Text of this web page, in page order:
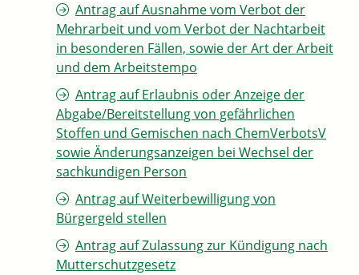
Antrag auf Ausnahme vom Verbot der
Mehrarbeit und vom Verbot der Nachtarbeit
in besonderen Fällen, sowie der Art der Arbeit
und dem Arbeitstempo
Antrag auf Erlaubnis oder Anzeige der
Abgabe/Bereitstellung von gefährlichen
Stoffen und Gemischen nach ChemVerbotsV
sowie Änderungsanzeigen bei Wechsel der
sachkundigen Person
Antrag auf Weiterbewilligung von
Bürgergeld stellen
Antrag auf Zulassung zur Kündigung nach
Mutterschutzgesetz